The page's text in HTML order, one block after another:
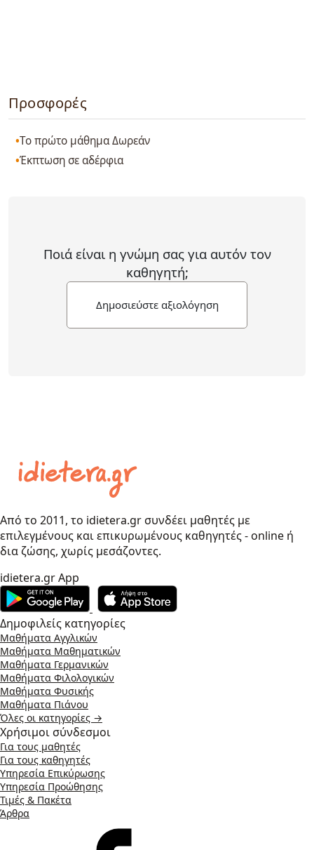
Προσφορές
Το πρώτο μάθημα Δωρεάν
Έκπτωση σε αδέρφια
Ποιά είναι η γνώμη σας για αυτόν τον
καθηγητή;
Δημοσιεύστε αξιολόγηση
Από το 2011, το idietera.gr συνδέει μαθητές με
επιλεγμένους και επικυρωμένους καθηγητές - online ή
δια ζώσης, χωρίς μεσάζοντες.
idietera.gr App
Δημοφιλείς κατηγορίες
Μαθήματα Αγγλικών
Μαθήματα Μαθηματικών
Μαθήματα Γερμανικών
Μαθήματα Φιλολογικών
Μαθήματα Φυσικής
Μαθήματα Πιάνου
Όλες οι κατηγορίες →
Χρήσιμοι σύνδεσμοι
Για τους μαθητές
Για τους καθηγητές
Υπηρεσία Επικύρωσης
Υπηρεσία Προώθησης
Τιμές & Πακέτα
Άρθρα